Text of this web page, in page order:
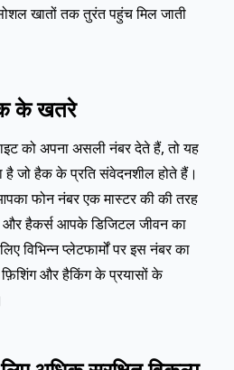
खातों तक तुरंत पहुंच मिल जाती
के खतरे
को अपना असली नंबर देते हैं, तो यह
है जो हैक के प्रति संवेदनशील होते हैं।
फोन नंबर एक मास्टर की की तरह
और हैकर्स आपके डिजिटल जीवन का
विभिन्न प्लेटफार्मों पर इस नंबर का
और हैकिंग के प्रयासों के